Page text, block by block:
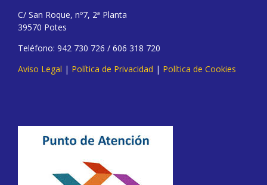
C/ San Roque, nº7, 2ª Planta
39570 Potes
Teléfono: 942 730 726 / 606 318 720
Aviso Legal | Política de Privacidad | Política de Cookies